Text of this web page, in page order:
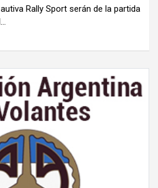
Rally Sport serán de la partida